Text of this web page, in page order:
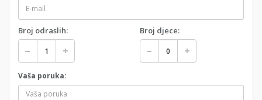
Broj odraslih: Broj djece:
Vaša poruka: